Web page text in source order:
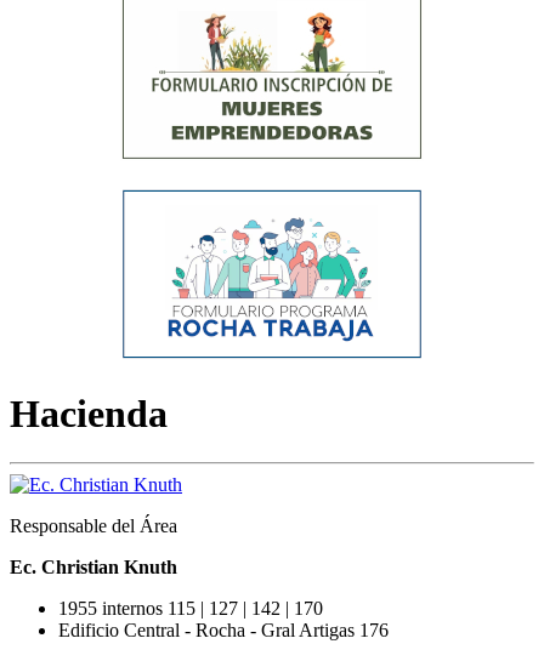
Hacienda
Responsable del Área
Ec. Christian Knuth
1955 internos 115 | 127 | 142 | 170
Edificio Central - Rocha - Gral Artigas 176